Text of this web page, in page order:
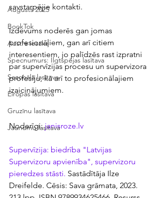
Augusts 2025
BookTok
Austra iesaka
Specnumurs: Ilgtspējas lasītava
Sezonālā lasītava
Eiropas lasītava
Gruzīnu lasītava
Jaunumu lasītava
savstarpējie kontakti.
Izdevums noderēs gan jomas
profesionāļiem, gan arī citiem
interesentiem, jo palīdzēs rast izpratni
par supervīzijas procesu un supervizora
profesiju, kā arī to profesionālajiem
izaicinājumiem.
Noderīgi: janisroze.lv
Supervīzija: biedrība "Latvijas
Supervizoru apvienība", supervizoru
pieredzes stāsti. Sastādītāja Ilze
Dreifelde. Cēsis: Sava grāmata, 2023.